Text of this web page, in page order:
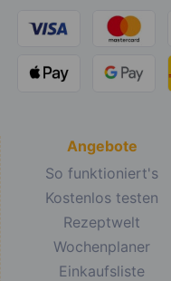
Angebote
So funktioniert's
Kostenlos testen
Rezeptwelt
Wochenplaner
Einkaufsliste